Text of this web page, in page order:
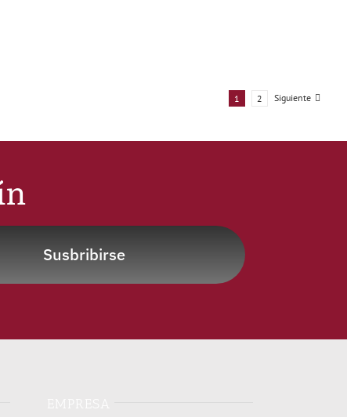
1 2 Siguiente
Susbribirse